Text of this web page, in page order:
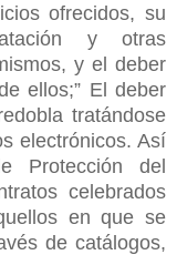
ofrecidos, su
y otras
y el deber
ellos;” El deber
tratándose
electrónicos. Así
del
celebrados
en que se
de catálogos,